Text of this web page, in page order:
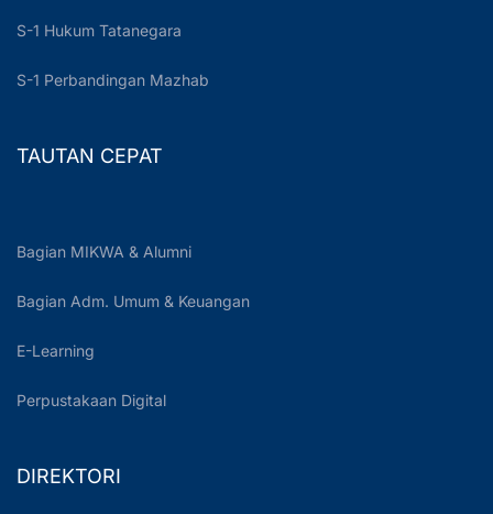
S-1 Hukum Tatanegara
S-1 Perbandingan Mazhab
TAUTAN CEPAT
Bagian MIKWA & Alumni
Bagian Adm. Umum & Keuangan
E-Learning
Perpustakaan Digital
DIREKTORI